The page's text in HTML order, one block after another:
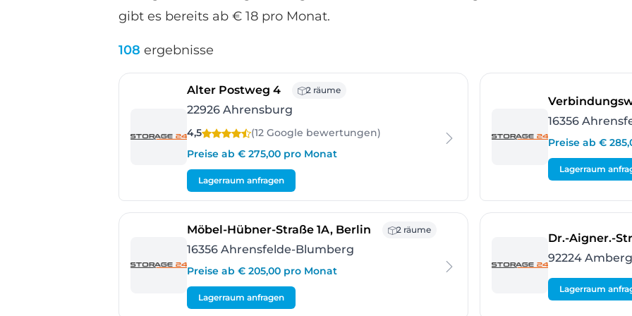
gibt es bereits ab € 18 pro Monat.
108 ergebnisse
Alter Postweg 4- Ahrensburg
2 räume
22926 Ahrensburg
4,5 (12 Google bewertungen)
Preise ab € 275,00 pro Monat
Lagerraum anfragen
16356
Preise ab €
Lagerraum
Möbel-Hübner-Straße 1A, Berlin - Ahrensfelde-Blumberg
2 räume
16356 Ahrensfelde-Blumberg
Preise ab € 205,00 pro Monat
Lagerraum anfragen
Dr.-Aigner.-
92224 Amberg
Lagerraum